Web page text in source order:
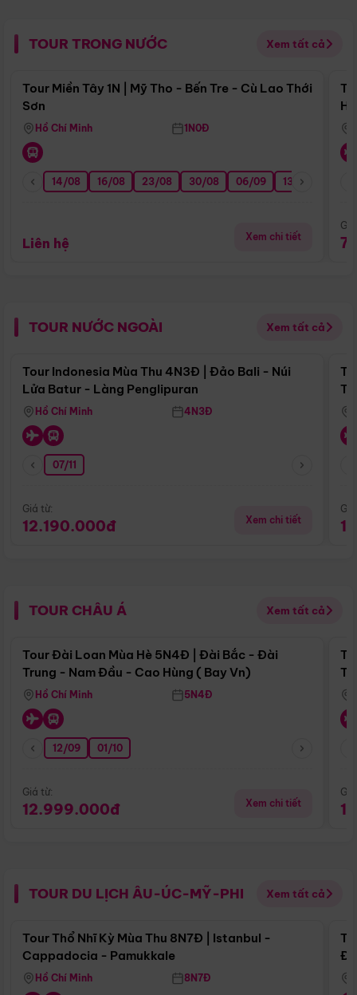
TOUR TRONG NƯỚC Xem tất cả
Điểm nổi bật
Tour Miền Tây 1N | Mỹ Tho - Bến Tre - Cù Lao Thới
Sơn
Hồ Chí Minh 1N0Đ
14/08 16/08 23/08 30/08 06/09 13/09
Liên hệ Xem chi tiết
TOUR NƯỚC NGOÀI Xem tất cả
Điểm nổi bật
Tour Indonesia Mùa Thu 4N3Đ | Đảo Bali - Núi
Lửa Batur - Làng Penglipuran
Hồ Chí Minh 4N3Đ
07/11
Giá từ:
12.190.000đ Xem chi tiết
TOUR CHÂU Á Xem tất cả
Điểm nổi bật
Tour Đài Loan Mùa Hè 5N4Đ | Đài Bắc - Đài
Trung - Nam Đầu - Cao Hùng ( Bay Vn)
Hồ Chí Minh 5N4Đ
12/09 01/10
Giá từ:
12.999.000đ Xem chi tiết
TOUR DU LỊCH ÂU-ÚC-MỸ-PHI Xem tất cả
Điểm nổi bật
Tour Thổ Nhĩ Kỳ Mùa Thu 8N7Đ | Istanbul -
Cappadocia - Pamukkale
Hồ Chí Minh 8N7Đ